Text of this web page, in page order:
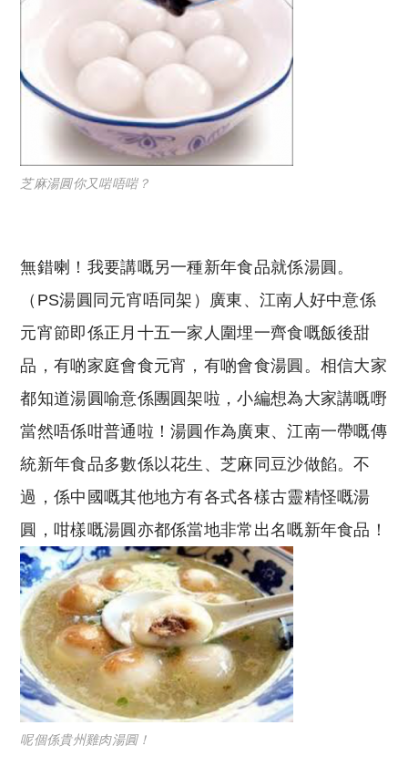
芝麻湯圓你又啱唔啱？
無錯喇！我要講嘅另一種新年食品就係湯圓。
（PS湯圓同元宵唔同架）廣東、江南人好中意係
元宵節即係正月十五一家人圍埋一齊食嘅飯後甜
品，有啲家庭會食元宵，有啲會食湯圓。相信大家
都知道湯圓喻意係團圓架啦，小編想為大家講嘅嘢
當然唔係咁普通啦！湯圓作為廣東、江南一帶嘅傳
統新年食品多數係以花生、芝麻同豆沙做餡。不
過，係中國嘅其他地方有各式各樣古靈精怪嘅湯
圓，咁樣嘅湯圓亦都係當地非常出名嘅新年食品！
呢個係貴州雞肉湯圓！